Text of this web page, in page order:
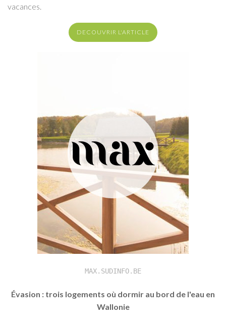
vacances.
DECOUVRIR L'ARTICLE
MAX.SUDINFO.BE
Évasion : trois logements où dormir au bord de l'eau en
Wallonie